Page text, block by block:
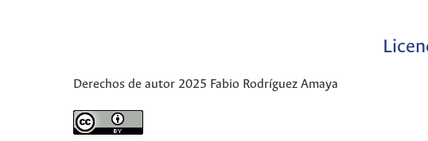
Derechos de autor 2025 Fabio Rodríguez Amaya